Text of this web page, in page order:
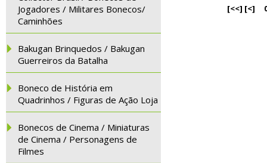
Jogadores / Militares Bonecos/
Caminhões
Bakugan Brinquedos / Bakugan
Guerreiros da Batalha
Boneco de História em
Quadrinhos / Figuras de Ação Loja
Bonecos de Cinema / Miniaturas
de Cinema / Personagens de
Filmes
[<<] [<]